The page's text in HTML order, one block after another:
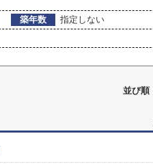
築年数
指定しない
並び順